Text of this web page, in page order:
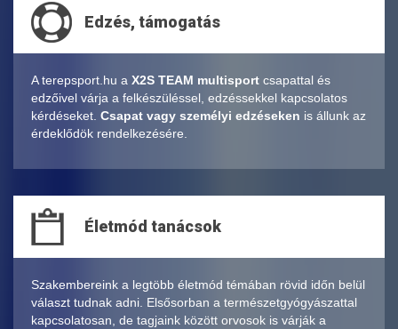
Edzés, támogatás
A terepsport.hu a X2S TEAM multisport csapattal és
edzőivel várja a felkészüléssel, edzéssekkel kapcsolatos
kérdéseket. Csapat vagy személyi edzéseken is állunk az
érdeklődök rendelkezésére.
Életmód tanácsok
Szakembereink a legtöbb életmód témában rövid időn belül
választ tudnak adni. Elsősorban a természetgyógyászattal
kapcsolatosan, de tagjaink között orvosok is várják a